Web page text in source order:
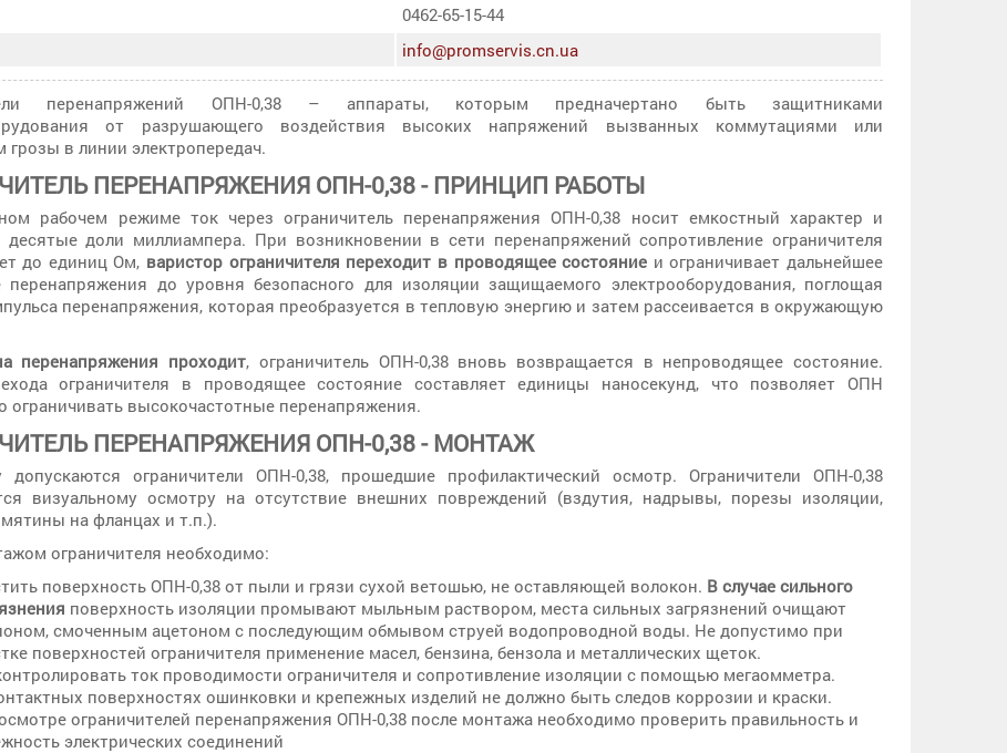
0462-65-15-44
info@promservis.cn.ua
перенапряжений ОПН-0,38 – аппараты, которым предначертано быть защитниками
от разрушающего воздействия высоких напряжений вызванных коммутациями или
грозы в линии электропередач.
ПЕРЕНАПРЯЖЕНИЯ ОПН-0,38 - ПРИНЦИП РАБОТЫ
рабочем режиме ток через ограничитель перенапряжения ОПН-0,38 носит емкостный характер и
десятые доли миллиампера. При возникновении в сети перенапряжений сопротивление ограничителя
до единиц Ом, варистор ограничителя переходит в проводящее состояние и ограничивает дальнейшее
перенапряжения до уровня безопасного для изоляции защищаемого электрооборудования, поглощая
перенапряжения, которая преобразуется в тепловую энергию и затем рассеивается в окружающую
перенапряжения проходит, ограничитель ОПН-0,38 вновь возвращается в непроводящее состояние.
ограничителя в проводящее состояние составляет единицы наносекунд, что позволяет ОПН
ограничивать высокочастотные перенапряжения.
ПЕРЕНАПРЯЖЕНИЯ ОПН-0,38 - МОНТАЖ
ограничители ОПН-0,38, прошедшие профилактический осмотр. Ограничители ОПН-0,38
визуальному осмотру на отсутствие внешних повреждений (вздутия, надрывы, порезы изоляции,
на фланцах и т.п.).
ограничителя необходимо:
поверхность ОПН-0,38 от пыли и грязи сухой ветошью, не оставляющей волокон. В случае сильного
поверхность изоляции промывают мыльным раствором, места сильных загрязнений очищают
смоченным ацетоном с последующим обмывом струей водопроводной воды. Не допустимо при
поверхностей ограничителя применение масел, бензина, бензола и металлических щеток.
ток проводимости ограничителя и сопротивление изоляции с помощью мегаомметра.
поверхностях ошинковки и крепежных изделий не должно быть следов коррозии и краски.
ограничителей перенапряжения ОПН-0,38 после монтажа необходимо проверить правильность и
электрических соединений